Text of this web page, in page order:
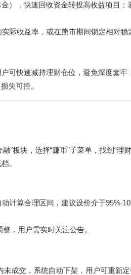
），快速回收资金转投高收益项目
际收益率，或在熊市期间锁定相对稳
可快速减持理财仓位，避免深度套
失可控。
”板块，选择“赚币”子菜单，找到“理
。
计算合理区间，建议设价介于95%-
，用户需实时关注公告。
成交，系统自动下架，用户可重新